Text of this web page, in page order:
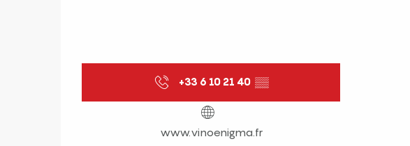
+33 6 10 21 40 ▒▒
www.vinoenigma.fr